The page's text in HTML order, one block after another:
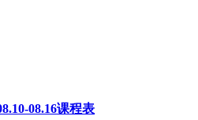
08.16课程表